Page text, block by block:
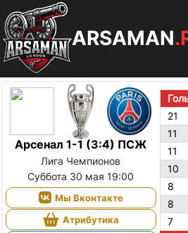
ARSAMAN
Арсенал 1-1 (3:4) ПСЖ
Лига Чемпионов
Суббота 30 мая 19:00
Мы Вконтакте
Атрибутика
21
11
11
10
8
8
7